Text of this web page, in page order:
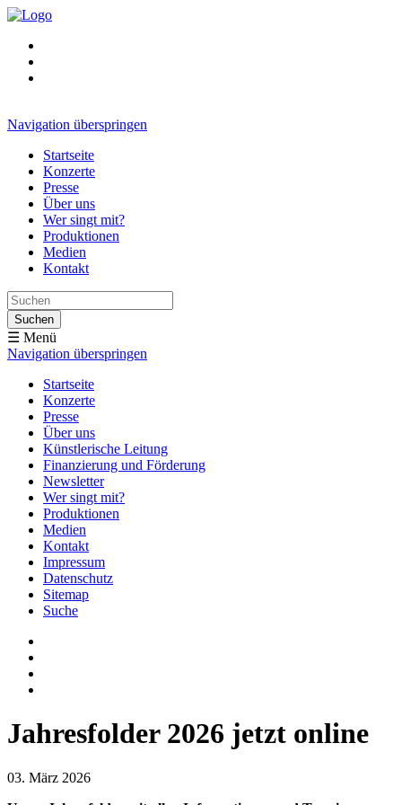
Navigation überspringen
Startseite
Konzerte
Presse
Über uns
Wer singt mit?
Produktionen
Medien
Kontakt
Suchen
☰ Menü
Navigation überspringen
Startseite
Konzerte
Presse
Über uns
Künstlerische Leitung
Finanzierung und Förderung
Newsletter
Wer singt mit?
Produktionen
Medien
Kontakt
Impressum
Datenschutz
Sitemap
Suche
Jahresfolder 2026 jetzt online
03. März 2026